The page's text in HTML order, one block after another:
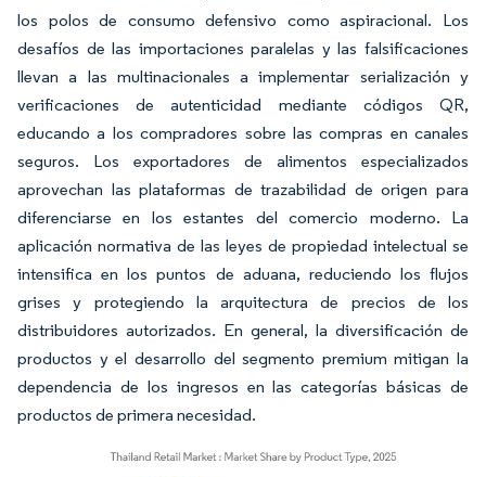
los polos de consumo defensivo como aspiracional. Los
desafíos de las importaciones paralelas y las falsificaciones
llevan a las multinacionales a implementar serialización y
verificaciones de autenticidad mediante códigos QR,
educando a los compradores sobre las compras en canales
seguros. Los exportadores de alimentos especializados
aprovechan las plataformas de trazabilidad de origen para
diferenciarse en los estantes del comercio moderno. La
aplicación normativa de las leyes de propiedad intelectual se
intensifica en los puntos de aduana, reduciendo los flujos
grises y protegiendo la arquitectura de precios de los
distribuidores autorizados. En general, la diversificación de
productos y el desarrollo del segmento premium mitigan la
dependencia de los ingresos en las categorías básicas de
productos de primera necesidad.